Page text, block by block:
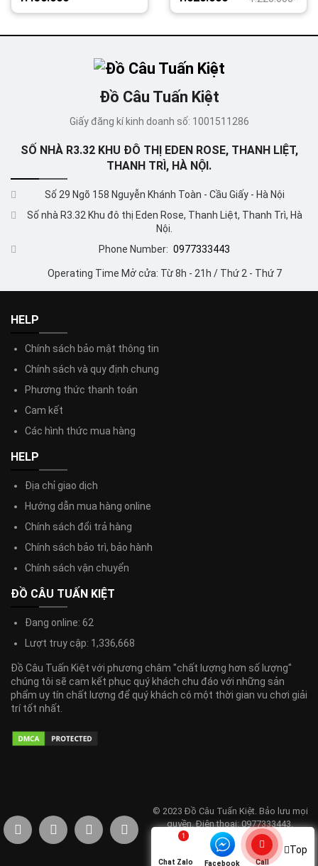
Đồ Câu Tuấn Kiệt
Giấy đăng kí kinh doanh số: 1001511286
SỐ NHÀ R3.32 KHU ĐÔ THỊ EDEN ROSE, THANH LIỆT,
THANH TRÌ, HÀ NỘI.
Số 29 Ngõ 158 Nguyễn Khánh Toàn - Cầu Giấy - Hà Nội
Số nhà R3.32 Khu đô thị Eden Rose, Thanh Liệt, Thanh Trì, Hà
Nội.
Phone Number: 0977333443
Operating Time Mở cửa: Từ 8h - 21h / Thứ 2 - Thứ 7
HELP
Chính sách bảo mật thông tin
Chính sách và quy định chung
Phương thức thanh toán
Cam kết
Các hình thức mua hàng
HELP
Địa chỉ giao dịch
Hướng dẫn mua hàng online
Chính sách đổi trả hàng
Chính sách bảo trì, bảo hành
Chính sách vận chuyển
ĐỒ CÂU TUẤN KIỆT
Đang online: 62
Lượt truy cập: 1,336,668
Đồ Câu Tuấn Kiệt với phương châm "chất lượng hơn số lượng"
chúng tôi sẽ cam kết phục quý khách chu đáo với những sản
phẩm uy tín chất lượng để quý khách có một thời gian vu chơi giải
trí tốt nhất.
© 2023 Đồ Câu Tuấn Kiệt. Bảo lưu mọi
quyền. Điện thoại: 0977333443.
Email:info@docautuankiet.com
Chat Zalo Facebook Call
Top